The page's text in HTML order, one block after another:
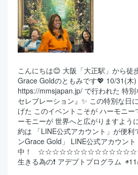
こんにちは😊 大阪「大正駅」から徒
Grace Goldのともみです💖 10/31(木
https://mmsjapan.jp/ で行われた 特別
セレブレーション』✨ この特別な日
げた このイベントこそが ハーモニ
ーモニーが 世界へと広がりますよ
約は 「LINE公式アカウント」が便利
ンGrace Gold」 LINE公式アカウン
中！
生きる為の❗️ アデプトプログラム